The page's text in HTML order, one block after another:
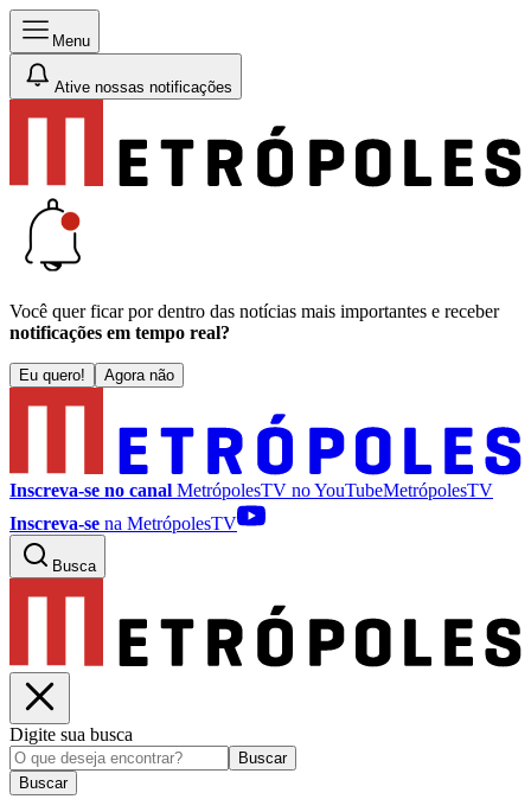
Menu
Ative nossas notificações
Você quer ficar por dentro das notícias mais importantes e receber
notificações em tempo real?
Eu quero! Agora não
Inscreva-se no canal MetrópolesTV noYouTubeMetrópolesTV
Inscreva-se na MetrópolesTV
Busca
Digite sua busca
Buscar
Buscar